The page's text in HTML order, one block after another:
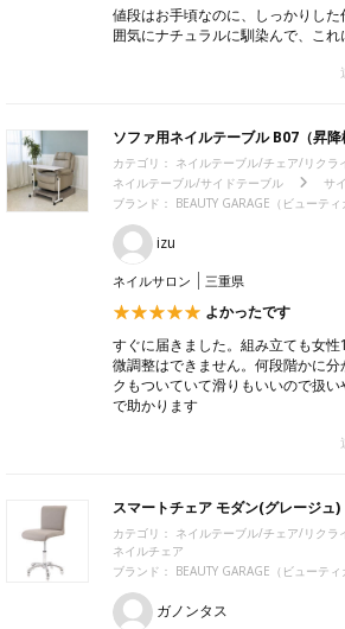
値段はお手頃なのに、しっかりし
囲気にナチュラルに馴染んで、これ
ソファ用ネイルテーブル B07（昇降
カテゴリ： ネイルテーブル/チェア/リクラ
ネイルテーブル/サイドテーブル
サ
ブランド： BEAUTY GARAGE（ビューティ
izu
ネイルサロン 三重県
よかったです
すぐに届きました。組み立ても女
微調整はできません。何段階かに
クもついていて滑りもいいので扱
で助かります
スマートチェア モダン(グレージュ)
カテゴリ： ネイルテーブル/チェア/リクラ
ネイルチェア
ブランド： BEAUTY GARAGE（ビューティ
ガノンタス